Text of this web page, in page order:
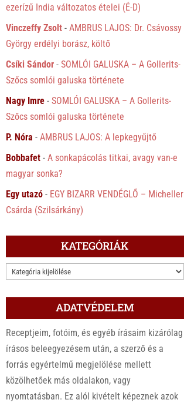
ezerízű India változatos ételei (É-D)
Vinczeffy Zsolt -AMBRUS LAJOS: Dr. Csávossy
György erdélyi borász, költő
Csíki Sándor -SOMLÓI GALUSKA – A Gollerits-
Szőcs somlói galuska története
Nagy Imre -SOMLÓI GALUSKA – A Gollerits-
Szőcs somlói galuska története
P. Nóra -AMBRUS LAJOS: A lepkegyűjtő
Bobbafet -A sonkapácolás titkai, avagy van-e
magyar sonka?
Egy utazó - EGY BIZARR VENDÉGLŐ – Micheller
Csárda (Szilsárkány)
KATEGÓRIÁK
KATEGÓRIÁK
ADATVÉDELEM
Receptjeim, fotóim, és egyéb írásaim kizárólag
írásos beleegyezésem után, a szerző és a
forrás egyértelmű megjelölése mellett
közölhetőek más oldalakon, vagy
nyomtatásban. Ez alól kivételt képeznek azok